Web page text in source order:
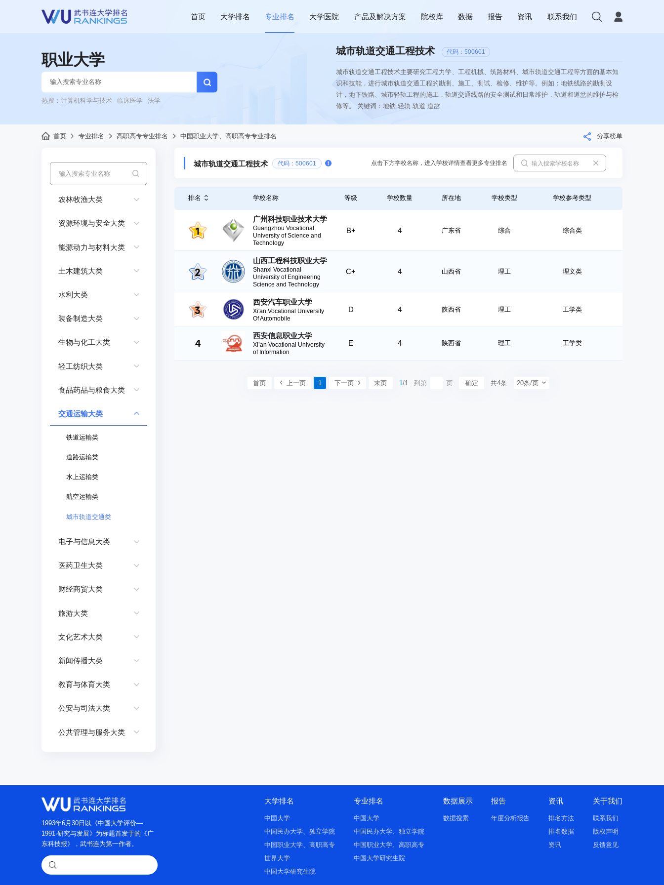
首页 大学排名 专业排名 大学医院 产品及解决方案 院校库 数据 报告 资讯 联系我们
职业大学
热搜： 计算机科学与技术 临床医学 法学
城市轨道交通工程技术 代码：500601
城市轨道交通工程技术主要研究工程力学、工程机械、筑路材料、城市轨道交通工程等方面的基本知
识和技能，进行城市轨道交通工程的勘测、施工、测试、检修、维护等。例如：地铁线路的勘测设
计，地下铁路、城市轻轨工程的施工，轨道交通线路的安全测试和日常维护，轨道和道岔的维护与检
修等。 关键词：地铁 轻轨 轨道 道岔
首页 专业排名 高职高专专业排名 中国职业大学、高职高专专业排名 分享榜单
农林牧渔大类
资源环境与安全大类
能源动力与材料大类
土木建筑大类
水利大类
装备制造大类
生物与化工大类
轻工纺织大类
食品药品与粮食大类
交通运输大类
铁道运输类
道路运输类
水上运输类
航空运输类
城市轨道交通类
电子与信息大类
医药卫生大类
财经商贸大类
旅游大类
文化艺术大类
新闻传播大类
教育与体育大类
公安与司法大类
公共管理与服务大类
城市轨道交通工程技术 代码：500601 点击下方学校名称，进入学校详情查看更多专业排名
排名 学校名称 等级 学校数量 所在地 学校类型 学校参考类型
广州科技职业技术大学
Guangzhou Vocational
University of Science and
Technology
B+ 4 广东省 综合 综合类
山西工程科技职业大学
Shanxi Vocational
University of Engineering
Science and Technology
C+ 4 山西省 理工 理文类
西安汽车职业大学
Xi'an Vocational University
Of Automobile
D 4 陕西省 理工 工学类
4
西安信息职业大学
Xi’an Vocational University
of Information
E 4 陕西省 理工 工学类
首页 上一页 1 下一页 末页 1/1 到第 页 确定 共4条 20条/页
1993年6月30日以《中国大学评价—
1991·研究与发展》为标题首发于的《广
东科技报》，武书连为第一作者。
大学排名
中国大学
中国民办大学、独立学院
中国职业大学、高职高专
世界大学
中国大学研究生院
专业排名
中国大学
中国民办大学、独立学院
中国职业大学、高职高专
中国大学研究生院
数据展示
数据搜索
报告
年度分析报告
资讯
排名方法
排名数据
资讯
关于我们
联系我们
版权声明
反馈意见